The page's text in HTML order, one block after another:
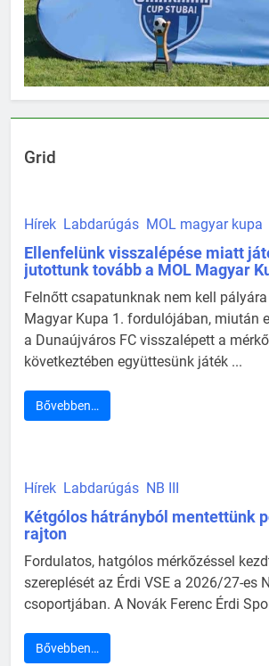
Grid
Hírek Labdarúgás MOL magyar kupa
Ellenfelünk visszalépése miatt
jutottunk tovább a MOL Magyar
Felnőtt csapatunknak nem kell
Magyar Kupa 1. fordulójában, miután
a Dunaújváros FC visszalépett a
következtében együttesünk játék ...
Bővebben…
Hírek Labdarúgás NB III
Kétgólos hátrányból mentettünk
rajton
Fordulatos, hatgólos mérkőzéssel
szereplését az Érdi VSE a 2026/27-es
csoportjában. A Novák Ferenc Érdi
Bővebben…